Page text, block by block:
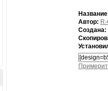
Автор:
Создана: